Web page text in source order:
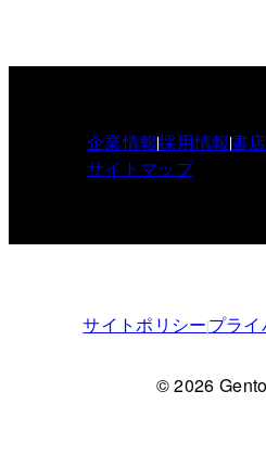
企業情報採用情報書
サイトマップ
サイトポリシープラ
© 2026